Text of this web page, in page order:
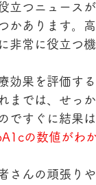
つニュース
かあります。
非常に役立つ機
効果を評価す
までは、せっ
ですぐに結果
の数値がわ
さんの頑張り